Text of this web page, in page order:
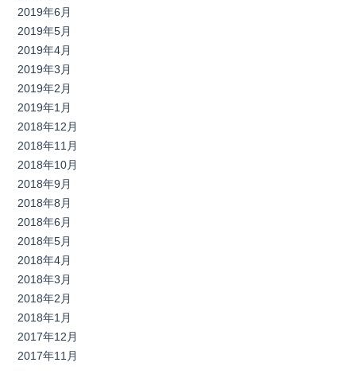
2019年6月
2019年5月
2019年4月
2019年3月
2019年2月
2019年1月
2018年12月
2018年11月
2018年10月
2018年9月
2018年8月
2018年6月
2018年5月
2018年4月
2018年3月
2018年2月
2018年1月
2017年12月
2017年11月